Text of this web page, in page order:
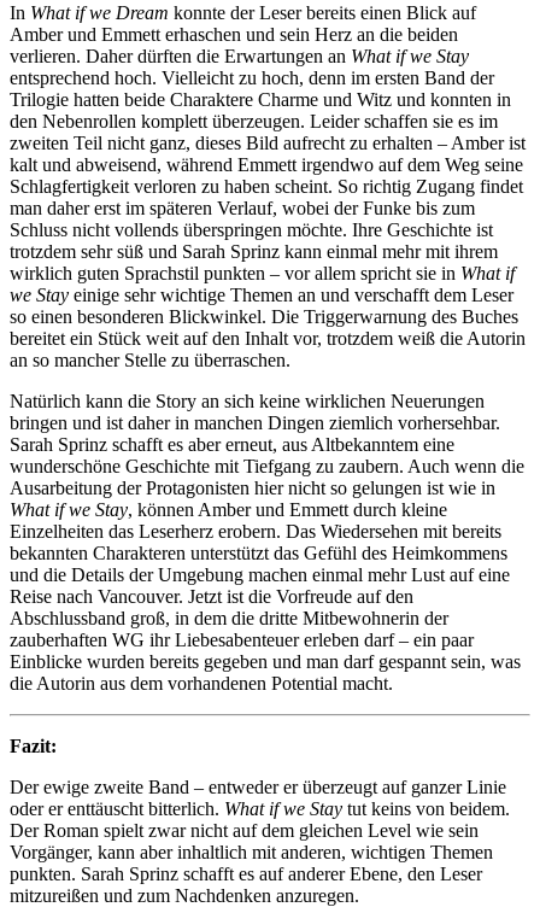
In What if we Dream konnte der Leser bereits einen Blick auf
Amber und Emmett erhaschen und sein Herz an die beiden
verlieren. Daher dürften die Erwartungen an What if we Stay
entsprechend hoch. Vielleicht zu hoch, denn im ersten Band der
Trilogie hatten beide Charaktere Charme und Witz und konnten in
den Nebenrollen komplett überzeugen. Leider schaffen sie es im
zweiten Teil nicht ganz, dieses Bild aufrecht zu erhalten – Amber ist
kalt und abweisend, während Emmett irgendwo auf dem Weg seine
Schlagfertigkeit verloren zu haben scheint. So richtig Zugang findet
man daher erst im späteren Verlauf, wobei der Funke bis zum
Schluss nicht vollends überspringen möchte. Ihre Geschichte ist
trotzdem sehr süß und Sarah Sprinz kann einmal mehr mit ihrem
wirklich guten Sprachstil punkten – vor allem spricht sie in What if
we Stay einige sehr wichtige Themen an und verschafft dem Leser
so einen besonderen Blickwinkel. Die Triggerwarnung des Buches
bereitet ein Stück weit auf den Inhalt vor, trotzdem weiß die Autorin
an so mancher Stelle zu überraschen.
Natürlich kann die Story an sich keine wirklichen Neuerungen
bringen und ist daher in manchen Dingen ziemlich vorhersehbar.
Sarah Sprinz schafft es aber erneut, aus Altbekanntem eine
wunderschöne Geschichte mit Tiefgang zu zaubern. Auch wenn die
Ausarbeitung der Protagonisten hier nicht so gelungen ist wie in
What if we Stay, können Amber und Emmett durch kleine
Einzelheiten das Leserherz erobern. Das Wiedersehen mit bereits
bekannten Charakteren unterstützt das Gefühl des Heimkommens
und die Details der Umgebung machen einmal mehr Lust auf eine
Reise nach Vancouver. Jetzt ist die Vorfreude auf den
Abschlussband groß, in dem die dritte Mitbewohnerin der
zauberhaften WG ihr Liebesabenteuer erleben darf – ein paar
Einblicke wurden bereits gegeben und man darf gespannt sein, was
die Autorin aus dem vorhandenen Potential macht.
Fazit:
Der ewige zweite Band – entweder er überzeugt auf ganzer Linie
oder er enttäuscht bitterlich. What if we Stay tut keins von beidem.
Der Roman spielt zwar nicht auf dem gleichen Level wie sein
Vorgänger, kann aber inhaltlich mit anderen, wichtigen Themen
punkten. Sarah Sprinz schafft es auf anderer Ebene, den Leser
mitzureißen und zum Nachdenken anzuregen.